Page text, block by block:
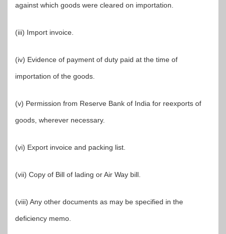
against which goods were cleared on importation.
(iii) Import invoice.
(iv) Evidence of payment of duty paid at the time of
importation of the goods.
(v) Permission from Reserve Bank of India for reexports of
goods, wherever necessary.
(vi) Export invoice and packing list.
(vii) Copy of Bill of lading or Air Way bill.
(viii) Any other documents as may be specified in the
deficiency memo.